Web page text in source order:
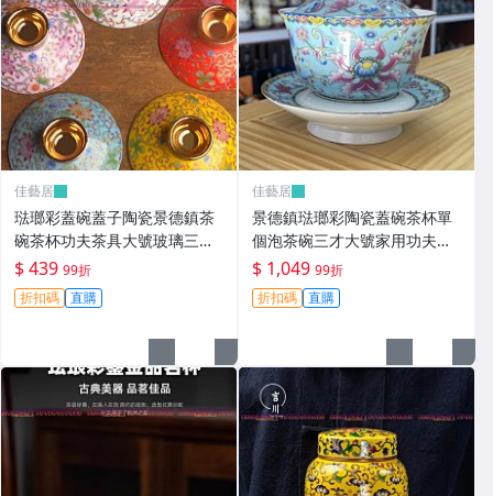
過濾網
皮衣短外套
吊帶背心
茶杯墊
內增高女鞋
寵物衣服
大碼超高跟
衛生間衣架
中老年上衣
佳藝居
琺瑯彩蓋碗蓋子陶瓷景德鎮茶
碗茶杯功夫茶具大號玻璃三才
碗單蓋-zero潮流屋
$ 439 99折
折扣碼 直購
佳藝居
景德鎮琺瑯彩陶瓷蓋碗茶杯單
個泡茶碗三才大號家用功夫茶
具不燙手-zero潮流屋
$ 1,049 99折
折扣碼 直購